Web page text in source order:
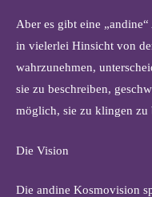
Aber es gibt eine
in vielerlei Hinsicht von
wahrzunehmen,
sie zu beschreiben,
möglich, sie zu klingen zu
Die Vision
Die andine Kosmovision